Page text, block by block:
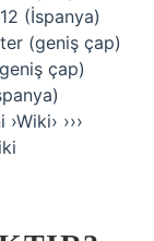
(İspanya)
(geniş çap)
çap)
›››